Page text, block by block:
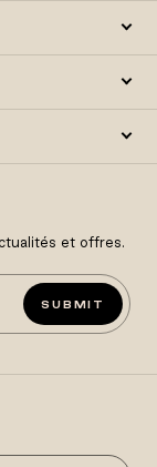
et offres.
SUBMIT